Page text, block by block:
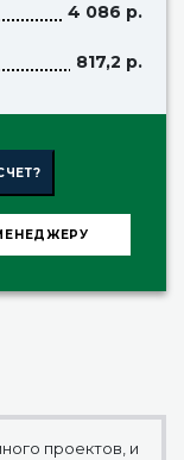
4 086 р.
817,2 р.
проектов, и